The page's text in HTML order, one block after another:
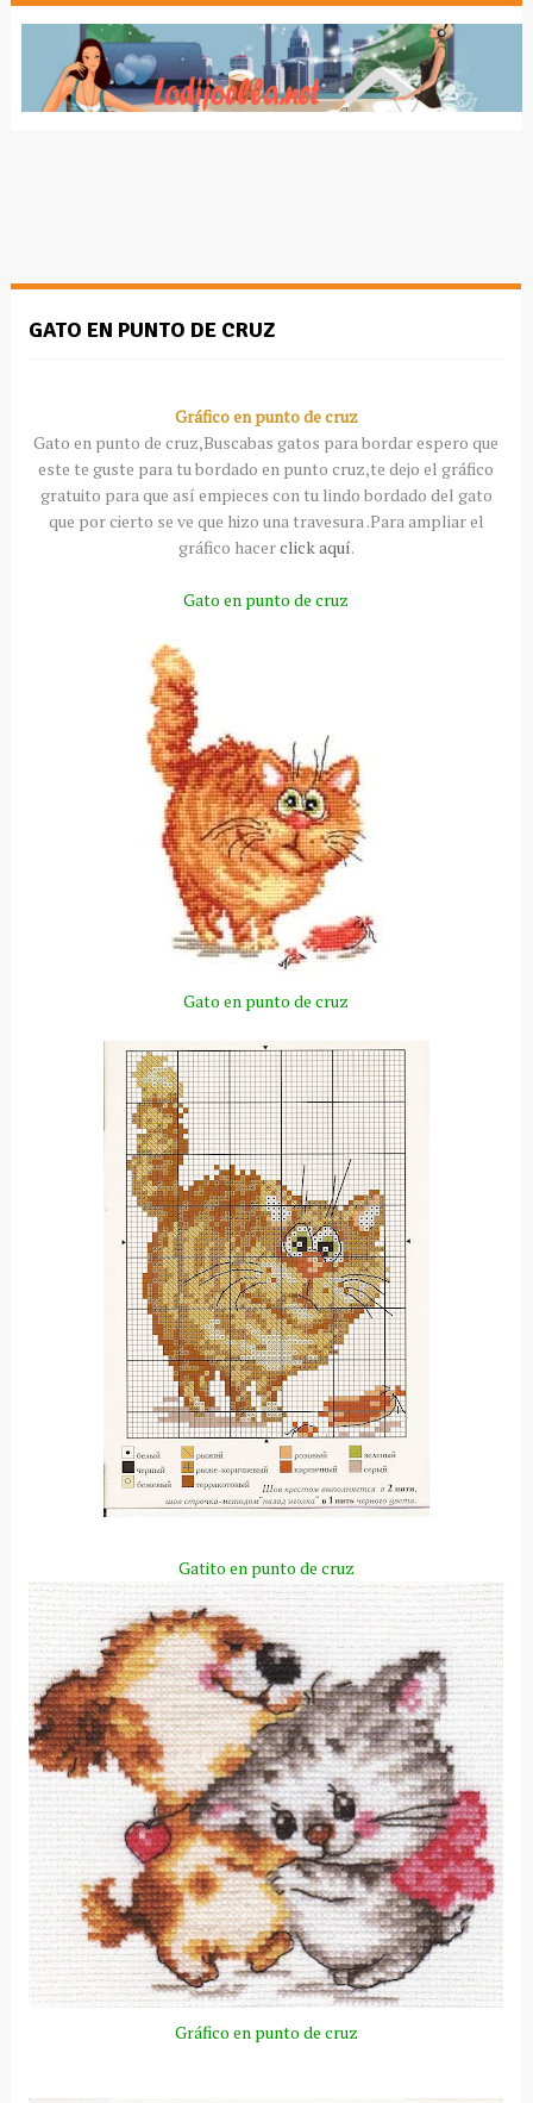
GATO EN PUNTO DE CRUZ
Gráfico en punto de cruz
Gato en punto de cruz,Buscabas gatos para bordar espero que
este te guste para tu bordado en punto cruz,te dejo el gráfico
gratuito para que así empieces con tu lindo bordado del gato
que por cierto se ve que hizo una travesura .Para ampliar el
gráfico hacerclick aquí.
Gato en punto de cruz
Gato en punto de cruz
Gatito en punto de cruz
Gráfico en punto de cruz